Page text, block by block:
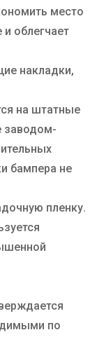
место
и облегчает
накладки,
на штатные
заводом-
бампера не
пленку.
по